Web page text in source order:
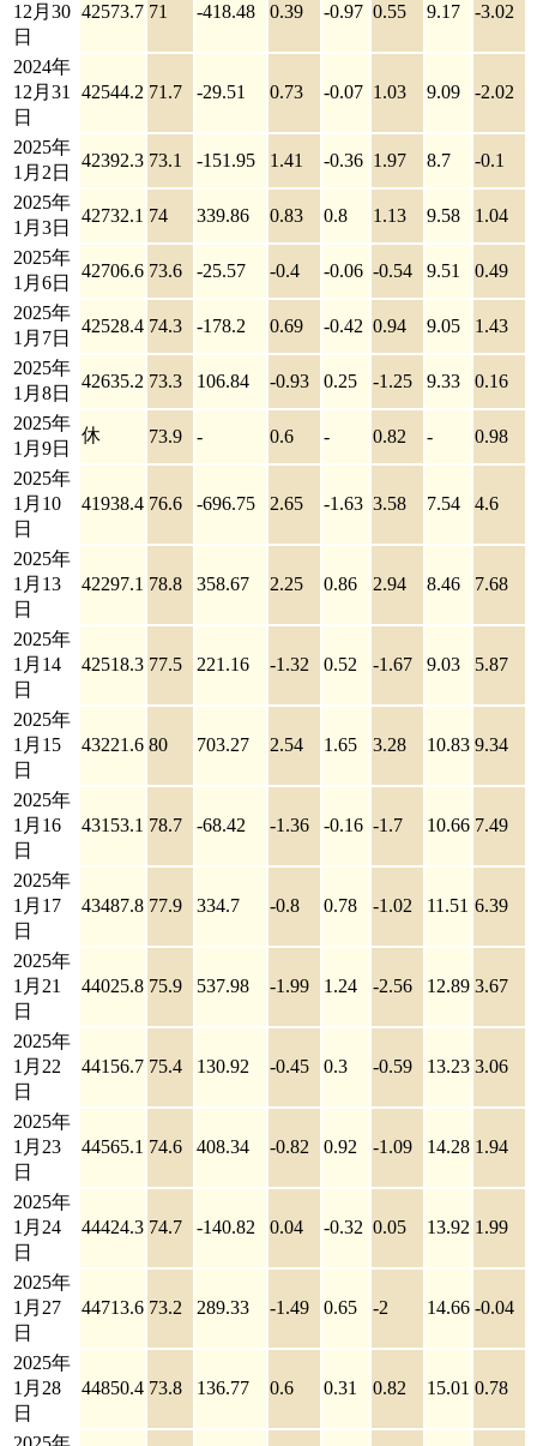
12月30
日
42573.7 71 -418.48 0.39 -0.97 0.55 9.17 -3.02
2024年
12月31
日
42544.2 71.7 -29.51 0.73 -0.07 1.03 9.09 -2.02
2025年
1月2日
42392.3 73.1 -151.95 1.41 -0.36 1.97 8.7 -0.1
2025年
1月3日
42732.1 74 339.86 0.83 0.8 1.13 9.58 1.04
2025年
1月6日
42706.6 73.6 -25.57 -0.4 -0.06 -0.54 9.51 0.49
2025年
1月7日
42528.4 74.3 -178.2 0.69 -0.42 0.94 9.05 1.43
2025年
1月8日
42635.2 73.3 106.84 -0.93 0.25 -1.25 9.33 0.16
2025年
1月9日
休 73.9 - 0.6 - 0.82 - 0.98
2025年
1月10
日
41938.4 76.6 -696.75 2.65 -1.63 3.58 7.54 4.6
2025年
1月13
日
42297.1 78.8 358.67 2.25 0.86 2.94 8.46 7.68
2025年
1月14
日
42518.3 77.5 221.16 -1.32 0.52 -1.67 9.03 5.87
2025年
1月15
日
43221.6 80 703.27 2.54 1.65 3.28 10.83 9.34
2025年
1月16
日
43153.1 78.7 -68.42 -1.36 -0.16 -1.7 10.66 7.49
2025年
1月17
日
43487.8 77.9 334.7 -0.8 0.78 -1.02 11.51 6.39
2025年
1月21
日
44025.8 75.9 537.98 -1.99 1.24 -2.56 12.89 3.67
2025年
1月22
日
44156.7 75.4 130.92 -0.45 0.3 -0.59 13.23 3.06
2025年
1月23
日
44565.1 74.6 408.34 -0.82 0.92 -1.09 14.28 1.94
2025年
1月24
日
44424.3 74.7 -140.82 0.04 -0.32 0.05 13.92 1.99
2025年
1月27
日
44713.6 73.2 289.33 -1.49 0.65 -2 14.66 -0.04
2025年
1月28
日
44850.4 73.8 136.77 0.6 0.31 0.82 15.01 0.78